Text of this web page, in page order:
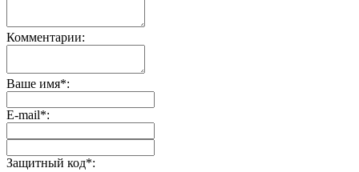
Комментарии:
Ваше имя*:
E-mail*:
Защитный код*: